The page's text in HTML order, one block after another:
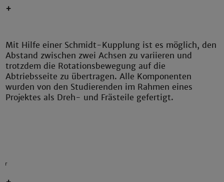
+
Mit Hilfe einer Schmidt-Kupplung ist es möglich, den
Abstand zwischen zwei Achsen zu variieren und
trotzdem die Rotationsbewegung auf die
Abtriebsseite zu übertragen. Alle Komponenten
wurden von den Studierenden im Rahmen eines
Projektes als Dreh- und Frästeile gefertigt.